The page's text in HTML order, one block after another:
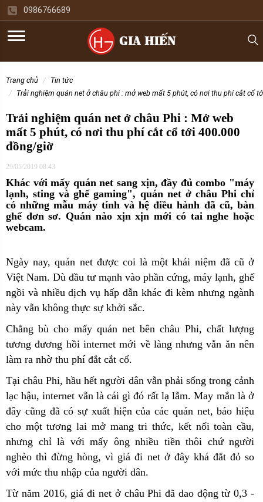
0986766689
trang chủ
tin tức
trải nghiệm quán net ở châu phi : mở web mất 5 phút, có nơi thu phí cắt cổ
Trải nghiệm quán net ở châu Phi : Mở web
mất 5 phút, có nơi thu phí cắt cổ tới 400.000
đồng/giờ
29/05/2019 08:43
Khác với mấy quán net sang xịn, đầy đủ combo "máy
lạnh, sting và ghế gaming", quán net ở châu Phi chỉ
có những mẫu máy tính và hệ điều hành đã cũ, bàn
ghế đơn sơ. Quán nào xịn xịn mới có tai nghe hoặc
webcam.
Ngày nay, quán net được coi là một khái niệm đã cũ ở
Việt Nam. Dù đầu tư mạnh vào phần cứng, máy lạnh, ghế
ngồi và nhiều dịch vụ hấp dẫn khác đi kèm nhưng ngành
này vẫn không thực sự khởi sắc.
Chẳng bù cho mấy quán net bên châu Phi, chất lượng
tương đương hồi internet mới về làng nhưng vẫn ăn nên
làm ra nhờ thu phí đắt cắt cổ.
Tại châu Phi, hầu hết người dân vẫn phải sống trong cảnh
lạc hậu, internet vẫn là cái gì đó rất lạ lẫm. May mắn là ở
đây cũng đã có sự xuất hiện của các quán net, báo hiệu
cho một tương lai mở mang tri thức, kết nối toàn cầu,
nhưng chỉ là với mấy ông nhiều tiền thôi chứ người
nghèo thì đừng hòng, vì giá đi net ở đây khá đắt đỏ so
với mức thu nhập của người dân.
Từ năm 2016, giá đi net ở châu Phi đã dao động từ 0,3 -